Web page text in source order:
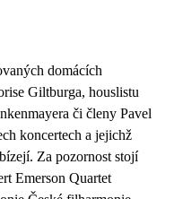
domácích
Giltburga, houslistu
či členy Pavel
koncertech a jejichž
Za pozornost stojí
Emerson Quartet